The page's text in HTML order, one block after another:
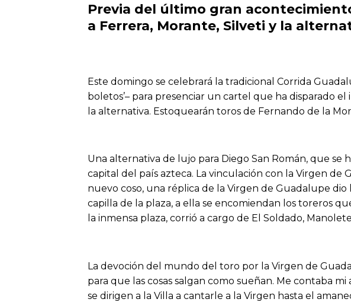
Previa del último gran
a Ferrera, Morante, Silveti y la
Este domingo se celebrará la tradicional Corrida
boletos’– para presenciar un cartel que ha disparado
la alternativa. Estoquearán toros de Fernando de la
Una alternativa de lujo para Diego San Román, que
capital del país azteca. La vinculación con la Virgen de
nuevo coso, una réplica de la Virgen de Guadalupe dio
capilla de la plaza, a ella se encomiendan los toreros
la inmensa plaza, corrió a cargo de El Soldado,
La devoción del mundo del toro por la Virgen de
para que las cosas salgan como sueñan. Me contaba
se dirigen a la Villa a cantarle a la Virgen hasta el